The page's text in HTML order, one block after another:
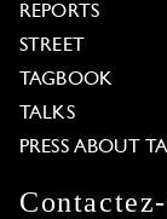
REPORTS
STREET
TAGBOOK
TALKS
PRESS ABOUT